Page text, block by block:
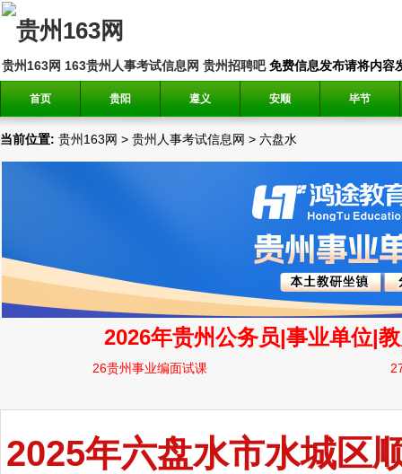
贵州163网 163贵州人事考试信息网 贵州招聘吧免费信息发布请将内容
首页 贵阳 遵义 安顺 毕节
当前位置: 贵州163网 > 贵州人事考试信息网 > 六盘水
2025年六盘水市水城区